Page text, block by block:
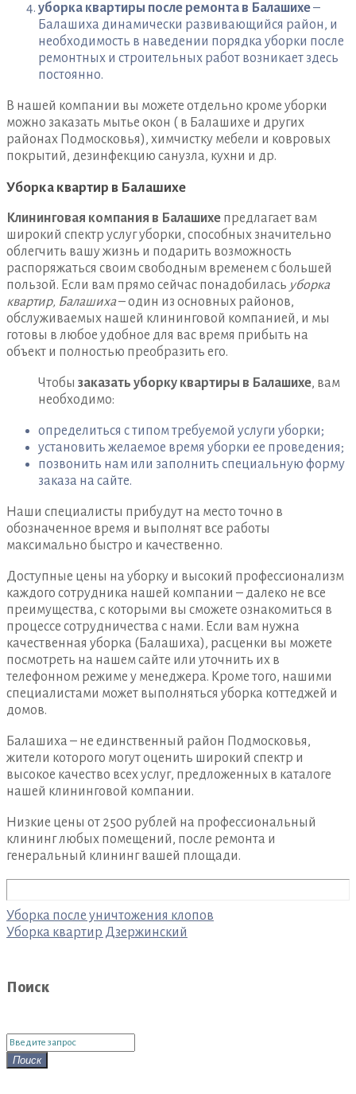
уборка квартиры после ремонта в Балашихе–
Балашиха динамически развивающийся район, и
необходимость в наведении порядка уборки после
ремонтных и строительных работ возникает здесь
постоянно.
В нашей компании вы можете отдельно кроме уборки
можно заказать мытье окон ( в Балашихе и других
районах Подмосковья), химчистку мебели и ковровых
покрытий, дезинфекцию санузла, кухни и др.
Уборка квартир в Балашихе
Клининговая компания в Балашихе предлагает вам
широкий спектр услуг уборки, способных значительно
облегчить вашу жизнь и подарить возможность
распоряжаться своим свободным временем с большей
пользой. Если вам прямо сейчас понадобилась уборка
квартир, Балашиха– один из основных районов,
обслуживаемых нашей клининговой компанией, и мы
готовы в любое удобное для вас время прибыть на
объект и полностью преобразить его.
Чтобы заказать уборку квартиры в Балашихе, вам
необходимо:
определиться с типом требуемой услуги уборки;
установить желаемое время уборки ее проведения;
позвонить нам или заполнить специальную форму
заказа на сайте.
Наши специалисты прибудут на место точно в
обозначенное время и выполнят все работы
максимально быстро и качественно.
Доступные цены на уборку и высокий профессионализм
каждого сотрудника нашей компании – далеко не все
преимущества, с которыми вы сможете ознакомиться в
процессе сотрудничества с нами. Если вам нужна
качественная уборка (Балашиха), расценки вы можете
посмотреть на нашем сайте или уточнить их в
телефонном режиме у менеджера. Кроме того, нашими
специалистами может выполняться уборка коттеджей и
домов.
Балашиха – не единственный район Подмосковья,
жители которого могут оценить широкий спектр и
высокое качество всех услуг, предложенных в каталоге
нашей клининговой компании.
Низкие цены от 2500 рублей на профессиональный
клининг любых помещений, после ремонта и
генеральный клининг вашей площади.
Навигация
по
Уборка после уничтожения клопов
Уборка квартир Дзержинский
Поиск
Поиск
для:
Поиск